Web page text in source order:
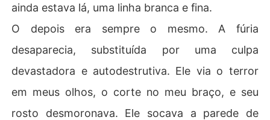
ainda estava lá, uma linha branca e fina.
O depois era sempre o mesmo. A fúria
desaparecia, substituída por uma culpa
devastadora e autodestrutiva. Ele via o terror
em meus olhos, o corte no meu braço, e seu
rosto desmoronava. Ele socava a parede de